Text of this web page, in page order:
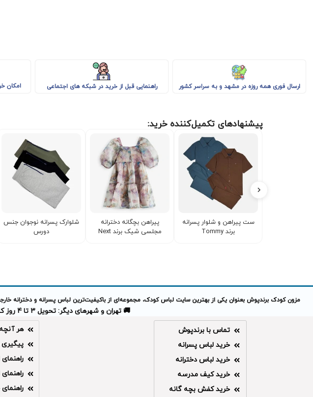
ارسال فوری همه روزه در مشهد و به سراسر کشور راهنمایی قبل از خرید در شبکه های اجتماعی امکان
پیشنهادهای تکمیل‌کننده خرید:
ست پیراهن و شلوار پسرانه
برند Tommy
پیراهن بچگانه دخترانه
مجلسی شیک برند Next
شلوارک پسرانه نوجوان جنس
دورس
مزون کودک برندپوش بعنوان یکی از بهترین سایت لباس کودک، مجموعه‌ای از باکیفیت‌ترین لباس پسرانه و دخترانه
🚚 تهران و شهرهای دیگر: تحویل 3 تا 4 روز کاری
تماس با برندپوش
خرید لباس پسرانه
خرید لباس دخترانه
خرید کیف مدرسه
خرید کفش بچه گانه
هر